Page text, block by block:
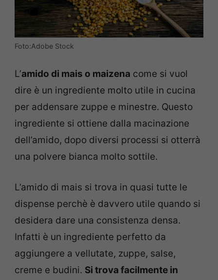
Foto:Adobe Stock
L’amido di mais o maizena come si vuol
dire è un ingrediente molto utile in cucina
per addensare zuppe e minestre. Questo
ingrediente si ottiene dalla macinazione
dell’amido, dopo diversi processi si otterrà
una polvere bianca molto sottile.
L’amido di mais si trova in quasi tutte le
dispense perchè è davvero utile quando si
desidera dare una consistenza densa.
Infatti è un ingrediente perfetto da
aggiungere a vellutate, zuppe, salse,
creme e budini. Si trova facilmente in